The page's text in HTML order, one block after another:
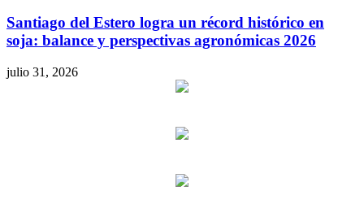
Santiago del Estero logra un récord histórico en
soja: balance y perspectivas agronómicas 2026
julio 31, 2026